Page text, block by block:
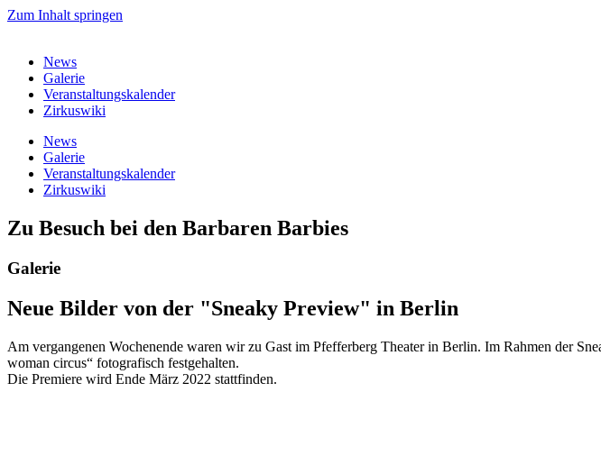
Zum Inhalt springen
News
Galerie
Veranstaltungskalender
Zirkuswiki
News
Galerie
Veranstaltungskalender
Zirkuswiki
Zu Besuch bei den Barbaren Barbies
Galerie
Neue Bilder von der "Sneaky Preview" in Berlin
Am vergangenen Wochenende waren wir zu Gast im Pfefferberg Theater in Berlin. Im Rahmen der
woman circus“ fotografisch festgehalten.
Die Premiere wird Ende März 2022 stattfinden.